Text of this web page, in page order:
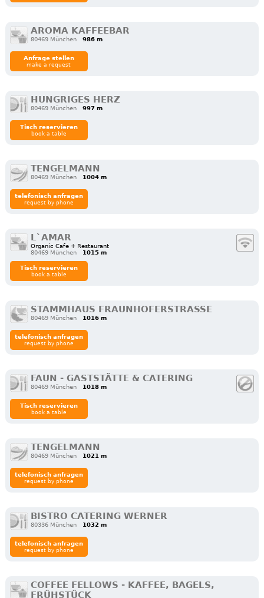
AROMA KAFFEEBAR
80469 München 986 m
Anfrage stellen
make a request
HUNGRIGES HERZ
80469 München 997 m
Tisch reservieren
book a table
TENGELMANN
80469 München 1004 m
telefonisch anfragen
request by phone
L`AMAR
Organic Cafe + Restaurant
80469 München
1015 m
Tisch reservieren
book a table
STAMMHAUS FRAUNHOFERSTRASSE
80469 München 1016 m
telefonisch anfragen
request by phone
FAUN - GASTSTÄTTE & CATERING
80469 München 1018 m
Tisch reservieren
book a table
TENGELMANN
80469 München 1021 m
telefonisch anfragen
request by phone
BISTRO CATERING WERNER
80336 München 1032 m
telefonisch anfragen
request by phone
COFFEE FELLOWS - KAFFEE, BAGELS,
FRÜHSTÜCK